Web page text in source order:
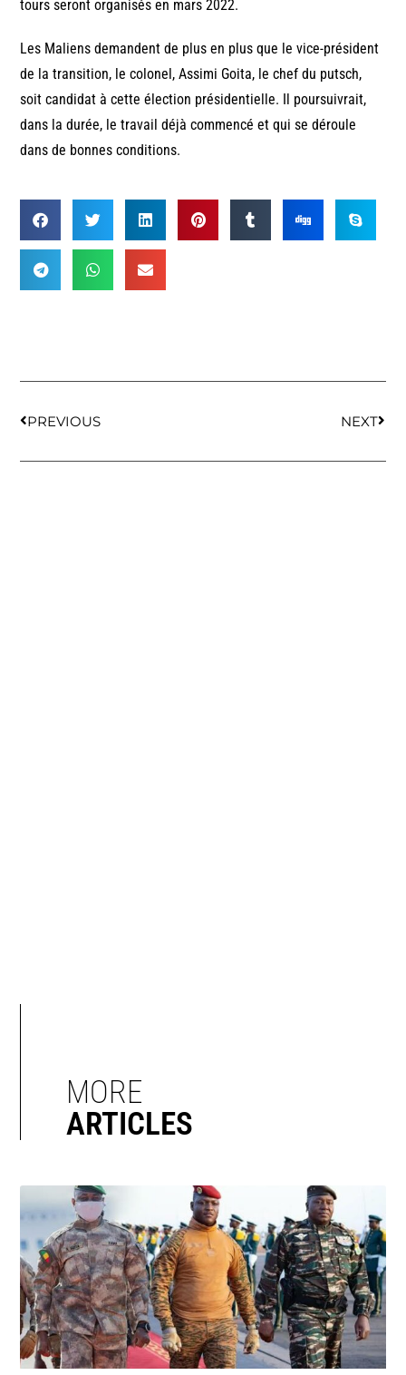
tours seront organisés en mars 2022.
Les Maliens demandent de plus en plus que le vice-président
de la transition, le colonel, Assimi Goita, le chef du putsch,
soit candidat à cette élection présidentielle. Il poursuivrait,
dans la durée, le travail déjà commencé et qui se déroule
dans de bonnes conditions.
PREVIOUS NEXT
MORE
ARTICLES